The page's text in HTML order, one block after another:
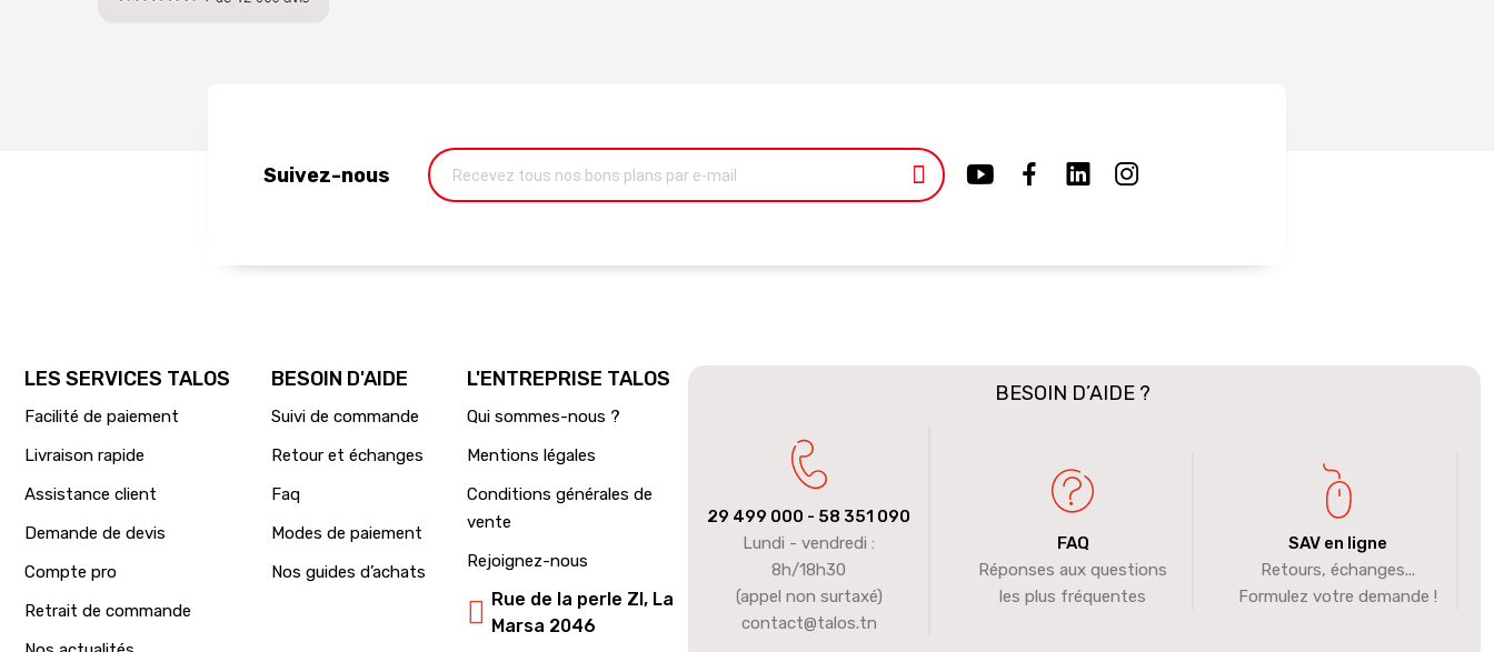
Suivez-nous
LES SERVICES TALOS
Facilité de paiement
Livraison rapide
Assistance client
Demande de devis
Compte pro
Retrait de commande
BESOIN D'AIDE
Suivi de commande
Retour et échanges
Faq
Modes de paiement
Nos guides d’achats
L'ENTREPRISE TALOS
Qui sommes-nous ?
Mentions légales
Conditions générales de
vente
Rejoignez-nous
Rue de la perle ZI, La
Marsa 2046
BESOIN D’AIDE ?
29 499 000 - 58 351 090
Lundi - vendredi :
8h/18h30
(appel non surtaxé)
contact@talos.tn
FAQ
Réponses aux questions
les plus fréquentes
SAV en ligne
Retours, échanges...
Formulez votre demande !